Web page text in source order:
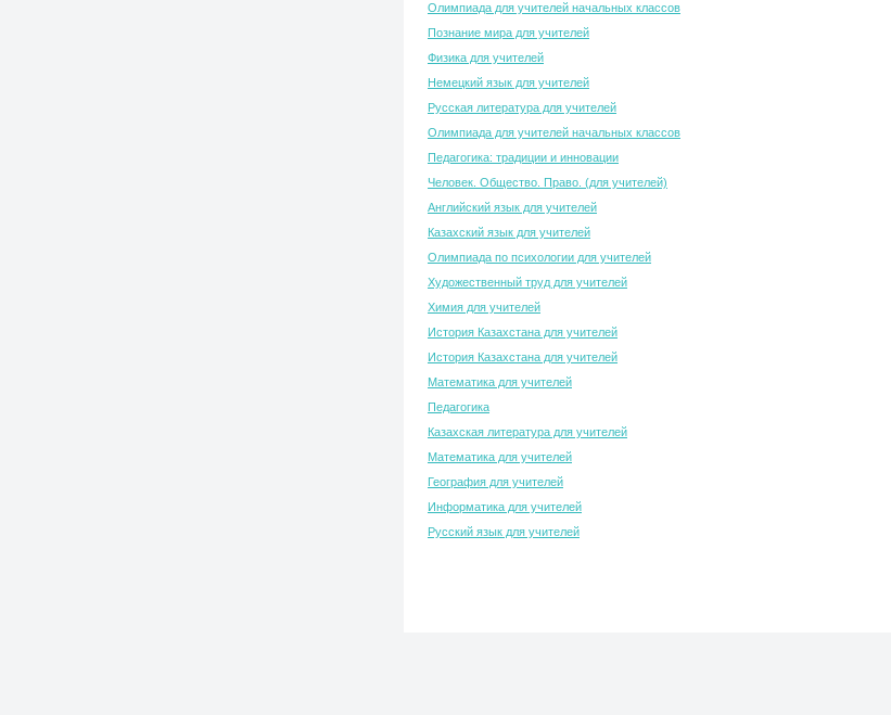
Олимпиада для учителей начальных классов
Познание мира для учителей
Физика для учителей
Немецкий язык для учителей
Русская литература для учителей
Олимпиада для учителей начальных классов
Педагогика: традиции и инновации
Человек. Общество. Право. (для учителей)
Английский язык для учителей
Казахский язык для учителей
Олимпиада по психологии для учителей
Художественный труд для учителей
Химия для учителей
История Казахстана для учителей
История Казахстана для учителей
Математика для учителей
Педагогика
Казахская литература для учителей
Математика для учителей
География для учителей
Информатика для учителей
Русский язык для учителей